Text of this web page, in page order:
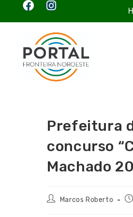
Prefeitura
concurso
Machado
Marcos Roberto